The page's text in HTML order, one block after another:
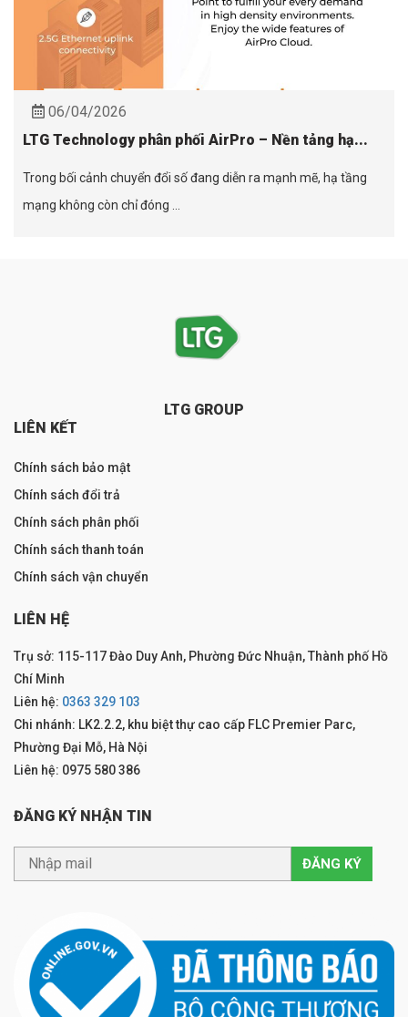
06/04/2026
LTG Technology phân phối AirPro – Nền tảng hạ...
Trong bối cảnh chuyển đổi số đang diễn ra mạnh mẽ, hạ tầng
mạng không còn chỉ đóng ...
LTG GROUP
LIÊN KẾT
Chính sách bảo mật
Chính sách đổi trả
Chính sách phân phối
Chính sách thanh toán
Chính sách vận chuyển
LIÊN HỆ
Trụ sở: 115-117 Đào Duy Anh, Phường Đức Nhuận, Thành phố Hồ
Chí Minh
Liên hệ: 0363 329 103
Chi nhánh: LK2.2.2, khu biệt thự cao cấp FLC Premier Parc,
Phường Đại Mỗ, Hà Nội
Liên hệ: 0975 580 386
ĐĂNG KÝ NHẬN TIN